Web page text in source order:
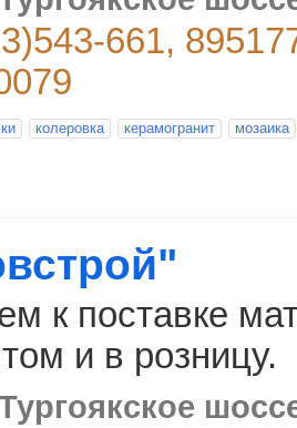
661,
колеровка керамогранит мозаика
к поставке
и в розницу.